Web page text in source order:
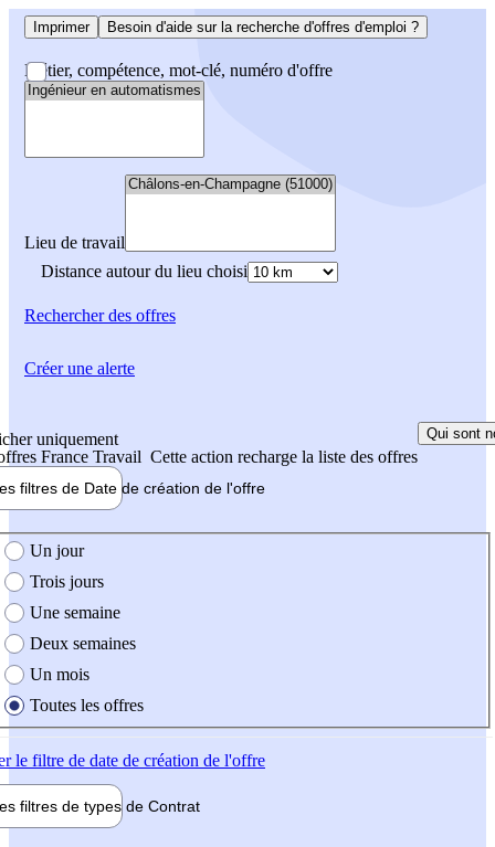
Imprimer Besoin d'aide sur la recherche d'offres d'emploi ?
Métier, compétence, mot-clé, numéro d'offre
Lieu de travail
Distance autour du lieu choisi
Rechercherdes offres
uniquement
France Travail Cette action recharge la liste des offres
Qui sont
filtres de Date de création de l'offre
création de l'offre
Un jour
Trois jours
Une semaine
Deux semaines
Un mois
Toutes les offres
le filtre de date de création de l'offre
filtres de types de Contrat
Créer une alerte